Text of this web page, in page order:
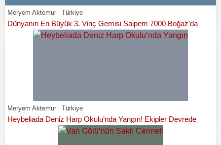
Meryem Aktemur Türkiye
Dünyanın En Büyük 3. Vinç Gemisi Saipem 7000 Boğaz’da
Meryem Aktemur Türkiye
Heybeliada Deniz Harp Okulu’nda Yangın! Ekipler Devrede